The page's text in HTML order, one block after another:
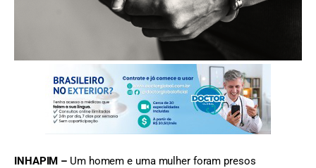
FOTO: Ilustração/ Freepik
INHAPIM – Um homem e uma mulher foram presos